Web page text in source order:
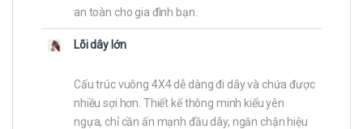
an toàn cho gia đình bạn.
Lõi dây lớn
Cấu trúc vuông 4X4 dễ dàng đi dây và chứa được
nhiều sợi hơn. Thiết kế thông minh kiểu yên
ngựa, chỉ cần ấn mạnh đầu dây, ngăn chặn hiệu